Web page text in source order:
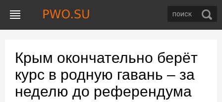
Крым окончательно берёт
курс в родную гавань – за
неделю до референдума